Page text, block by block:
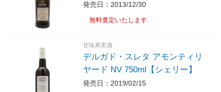
発売日：2013/12/30
無料査定いたします
甘味果実酒
デルガド・スレタ アモンティリ
ヤード NV 750ml【シェリー】
発売日：2019/02/15